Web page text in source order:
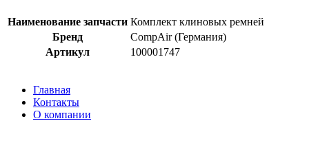
Наименование запчасти Комплект клиновых ремней
Бренд
CompAir (Германия)
Артикул
100001747
Главная
Контакты
О компании